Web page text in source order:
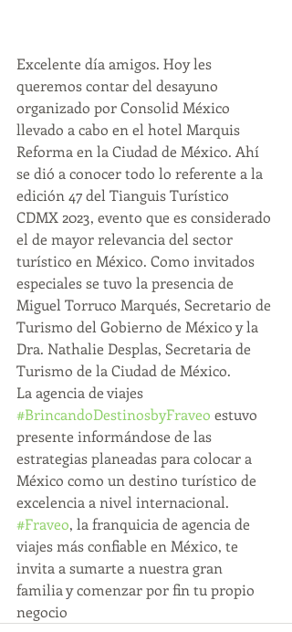
Excelente día amigos. Hoy les
queremos contar del desayuno
organizado por Consolid México
llevado a cabo en el hotel Marquis
Reforma en la Ciudad de México. Ahí
se dió a conocer todo lo referente a la
edición 47 del Tianguis Turístico
CDMX 2023, evento que es considerado
el de mayor relevancia del sector
turístico en México. Como invitados
especiales se tuvo la presencia de
Miguel Torruco Marqués, Secretario de
Turismo del Gobierno de México y la
Dra. Nathalie Desplas, Secretaria de
Turismo de la Ciudad de México.
La agencia de viajes
#BrincandoDestinosbyFraveo estuvo
presente informándose de las
estrategias planeadas para colocar a
México como un destino turístico de
excelencia a nivel internacional.
#Fraveo, la franquicia de agencia de
viajes más confiable en México, te
invita a sumarte a nuestra gran
familia y comenzar por fin tu propio
negocio